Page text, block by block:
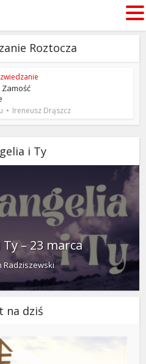
Roztocza
Ireneusz Drąszcz
i Ty
– 23 marca
Radziszewski
na dziś